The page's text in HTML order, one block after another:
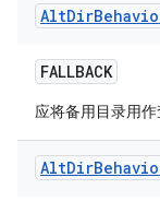
AltDir
FALLBACK
应将备用目录用
AltDir